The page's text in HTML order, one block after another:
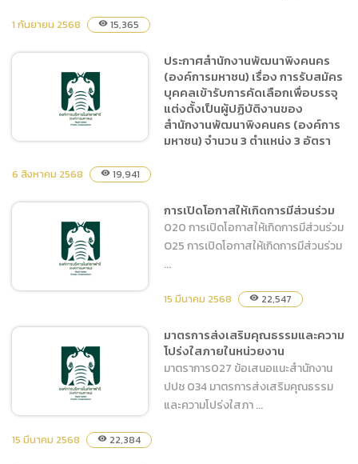
คนคร (องค์การมหาชน) เรื่อง
รายชื่อผู้มีสิทธิเข้ารับการสอบ
เพื่อคัดเลือกเป็นผู้ปฏิบัติงาน
ของสำนักงานพัฒนาพิงคนคร
1 กันยายน 2568 visibility 15,365
ประกาศสำนักงานพัฒนาพิง
การรับสมัครบุคคลเข้ารับการ
คัดเลือกเพื่อบรรจุแต่งตั้งเป็น
ผู้ปฏิบัติงานของสำนักงาน
พัฒนาพิงคนคร (องค์การ
อัตรา
ประกาศสำนักงานพัฒนาพิงคนคร
(องค์การมหาชน) เรื่อง การรับสมัคร
บุคคลเข้ารับการคัดเลือกเพื่อบรรจุ
แต่งตั้งเป็นผู้ปฏิบัติงานของ
สำนักงานพัฒนาพิงคนคร (องค์การ
มหาชน) จำนวน 3 ตำแหน่ง 3 อัตรา
6 สิงหาคม 2568 visibility 19,941
การเปิดโอกาสให้เกิดการมี
การเปิดโอกาสให้เกิดการมีส่วนร่วม
020 การเปิดโอกาสให้เกิดการมีส่วนร่วม
O25 การเปิดโอกาสให้เกิดการมีส่วนร่วม
...
15 มีนาคม 2568 visibility 22,547
มาตรการส่งเสริมคุณธรรมและความ
โปร่งใสภายในหน่วยงาน
มาตราการ027 ข้อเสนอแนะสำนักงาน
ปปช 034 มาตรการส่งเสริมคุณธรรม
และความโปร่งใสภา ...
15 มีนาคม 2568 visibility 22,384